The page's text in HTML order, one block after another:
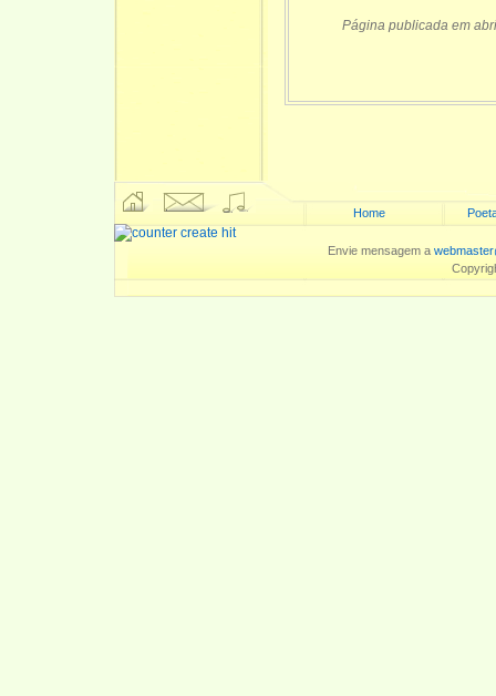
Página publicada em
Home
Envie mensagem a